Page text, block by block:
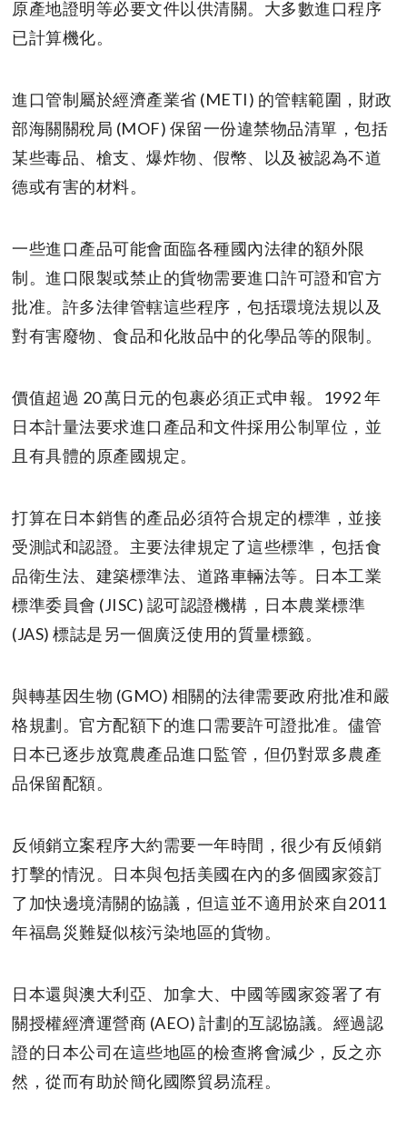
原產地證明等必要文件以供清關。大多數進口程序
已計算機化。
進口管制屬於經濟產業省 (METI) 的管轄範圍，財政
部海關關稅局 (MOF) 保留一份違禁物品清單，包括
某些毒品、槍支、爆炸物、假幣、以及被認為不道
德或有害的材料。
一些進口產品可能會面臨各種國內法律的額外限
制。進口限製或禁止的貨物需要進口許可證和官方
批准。許多法律管轄這些程序，包括環境法規以及
對有害廢物、食品和化妝品中的化學品等的限制。
價值超過 20 萬日元的包裹必須正式申報。1992 年
日本計量法要求進口產品和文件採用公制單位，並
且有具體的原產國規定。
打算在日本銷售的產品必須符合規定的標準，並接
受測試和認證。主要法律規定了這些標準，包括食
品衛生法、建築標準法、道路車輛法等。日本工業
標準委員會 (JISC) 認可認證機構，日本農業標準
(JAS) 標誌是另一個廣泛使用的質量標籤。
與轉基因生物 (GMO) 相關的法律需要政府批准和嚴
格規劃。官方配額下的進口需要許可證批准。儘管
日本已逐步放寬農產品進口監管，但仍對眾多農產
品保留配額。
反傾銷立案程序大約需要一年時間，很少有反傾銷
打擊的情況。日本與包括美國在內的多個國家簽訂
了加快邊境清關的協議，但這並不適用於來自2011
年福島災難疑似核污染地區的貨物。
日本還與澳大利亞、加拿大、中國等國家簽署了有
關授權經濟運營商 (AEO) 計劃的互認協議。經過認
證的日本公司在這些地區的檢查將會減少，反之亦
然，從而有助於簡化國際貿易流程。